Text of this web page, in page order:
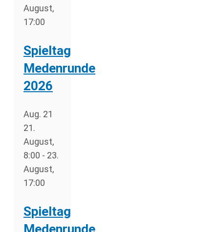
August,
17:00
Spieltag
Medenrunde
2026
Aug. 21
21.
August,
8:00 - 23.
August,
17:00
Spieltag